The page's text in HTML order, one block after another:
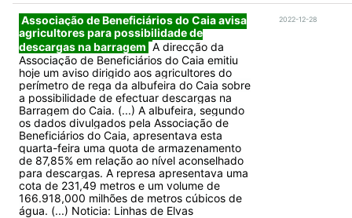
Associação de Beneficiários do Caia avisa
agricultores para possibilidade de
descargas na barragem A direcção da
Associação de Beneficiários do Caia emitiu
hoje um aviso dirigido aos agricultores do
perímetro de rega da albufeira do Caia sobre
a possibilidade de efectuar descargas na
Barragem do Caia. (...) A albufeira, segundo
os dados divulgados pela Associação de
Beneficiários do Caia, apresentava esta
quarta-feira uma quota de armazenamento
de 87,85% em relação ao nível aconselhado
para descargas. A represa apresentava uma
cota de 231,49 metros e um volume de
166.918,000 milhões de metros cúbicos de
água. (...) Noticia: Linhas de Elvas
2022-12-28